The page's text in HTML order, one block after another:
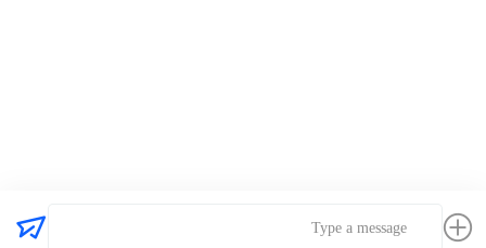
(Dongguan) Tech Co., Ltd. تمام حقوق محفوظ است